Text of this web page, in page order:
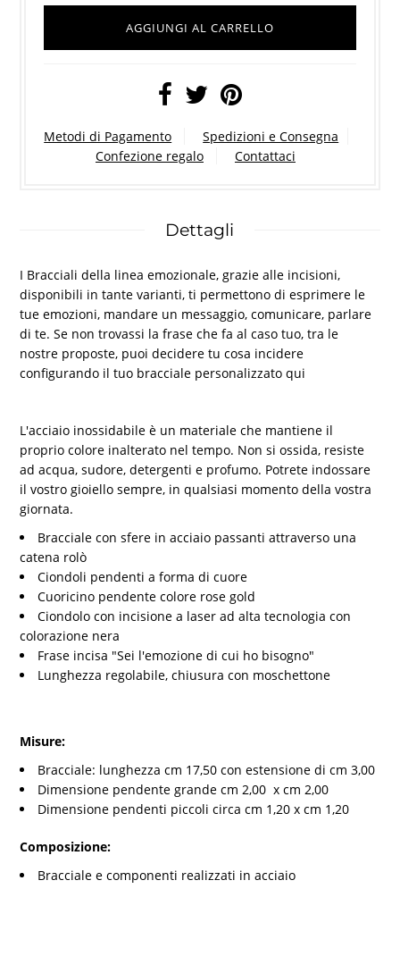
Metodi di Pagamento
Spedizioni e Consegna
Confezione regalo
Contattaci
Dettagli
I Bracciali della linea emozionale, grazie alle incisioni,
disponibili in tante varianti, ti permettono di esprimere le
tue emozioni, mandare un messaggio, comunicare, parlare
di te. Se non trovassi la frase che fa al caso tuo, tra le
nostre proposte, puoi decidere tu cosa incidere
configurando il tuo bracciale personalizzatoqui
L'acciaio inossidabile è un materiale che mantiene il
proprio colore inalterato nel tempo. Non si ossida, resiste
ad acqua, sudore, detergenti e profumo. Potrete indossare
il vostro gioiello sempre, in qualsiasi momento della vostra
giornata.
Bracciale con sfere in acciaio passanti attraverso una
catena rolò
Ciondoli pendenti a forma di cuore
Cuoricino pendente colore rose gold
Ciondolo con incisione a laser ad alta tecnologia con
colorazione nera
Frase incisa "Sei l'emozione di cui ho bisogno"
Lunghezza regolabile, chiusura con moschettone
Misure:
Bracciale: lunghezza cm 17,50 con estensione di cm 3,00
Dimensione pendente grande cm 2,00 x cm 2,00
Dimensione pendenti piccoli circa cm 1,20 x cm 1,20
Composizione:
Bracciale e componenti realizzati in acciaio